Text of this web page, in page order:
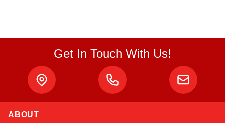
Get In Touch With Us!
ABOUT